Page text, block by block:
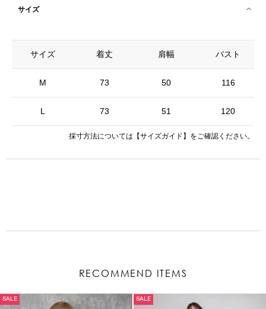
サイズ
サイズ
M
L
着丈 肩幅 バスト
73 50 116
73 51 120
採寸方法については 【サイズガイド】 をご確認ください。
RECOMMEND ITEMS
SALE SALE